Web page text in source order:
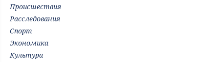
Происшествия
Расследования
Спорт
Экономика
Культура